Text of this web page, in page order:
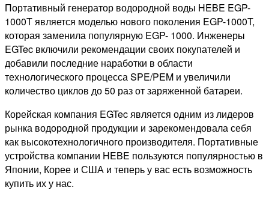
Портативный генератор водородной воды HEBE EGP-
1000T является моделью нового поколения EGP-1000T,
которая заменила популярную EGP- 1000. Инженеры
EGTec включили рекомендации своих покупателей и
добавили последние наработки в области
технологического процесса SPE/PEM и увеличили
количество циклов до 50 раз от заряженной батареи.
Корейская компания EGTec является одним из лидеров
рынка водородной продукции и зарекомендовала себя
как высокотехнологичного производителя. Портативные
устройства компании HEBE пользуются популярностью в
Японии, Корее и США и теперь у вас есть возможность
купить их у нас.